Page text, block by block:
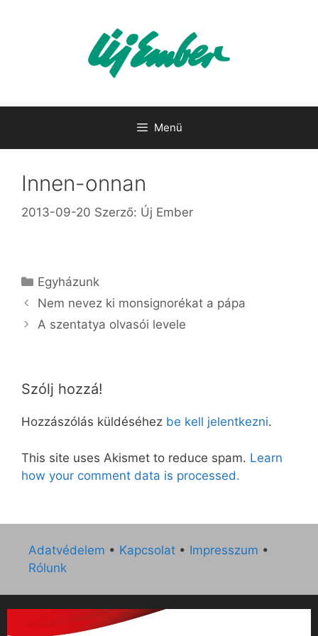
Menü
Innen-onnan
2013-09-20 Szerző: Új Ember
Kategória
Egyházunk
Nem nevez ki monsignorékat a pápa
A szentatya olvasói levele
Szólj hozzá!
Hozzászólás küldéséhez be kell jelentkezni.
This site uses Akismet to reduce spam. Learn
how your comment data is processed.
Adatvédelem • Kapcsolat • Impresszum •
Rólunk